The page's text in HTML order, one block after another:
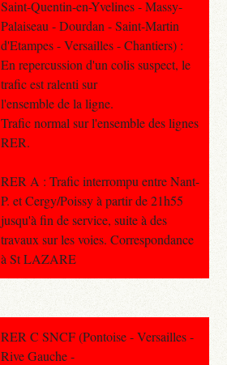
Saint-Quentin-en-Yvelines - Massy-
Palaiseau - Dourdan - Saint-Martin
d'Etampes - Versailles - Chantiers) :
En repercussion d'un colis suspect, le
trafic est ralenti sur
l'ensemble de la ligne.
Trafic normal sur l'ensemble des lignes
RER.
RER A : Trafic interrompu entre Nant-
P. et Cergy/Poissy à partir de 21h55
jusqu'à fin de service, suite à des
travaux sur les voies. Correspondance
à St LAZARE
RER C SNCF (Pontoise - Versailles -
Rive Gauche -